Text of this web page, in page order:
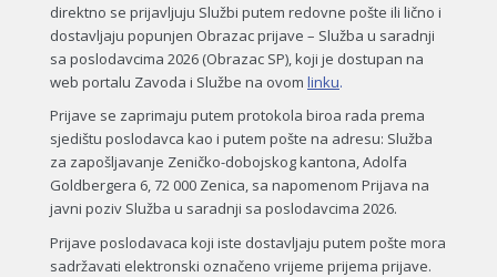
direktno se prijavljuju Službi putem redovne pošte ili lično i
dostavljaju popunjen Obrazac prijave – Služba u saradnji
sa poslodavcima 2026 (Obrazac SP), koji je dostupan na
web portalu Zavoda i Službe na ovom linku.
Prijave se zaprimaju putem protokola biroa rada prema
sjedištu poslodavca kao i putem pošte na adresu: Služba
za zapošljavanje Zeničko-dobojskog kantona, Adolfa
Goldbergera 6, 72 000 Zenica, sa napomenom Prijava na
javni poziv Služba u saradnji sa poslodavcima 2026.
Prijave poslodavaca koji iste dostavljaju putem pošte mora
sadržavati elektronski označeno vrijeme prijema prijave.